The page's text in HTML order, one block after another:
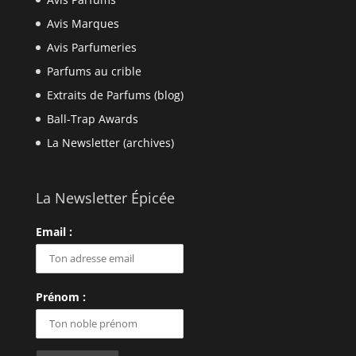
Avis Marques
Avis Parfumeries
Parfums au crible
Extraits de Parfums (blog)
Ball-Trap Awards
La Newsletter (archives)
La Newsletter Épicée
Email :
Prénom :